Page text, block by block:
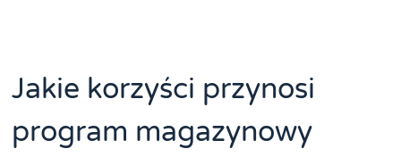
Jakie korzyści przynosi
program magazynowy